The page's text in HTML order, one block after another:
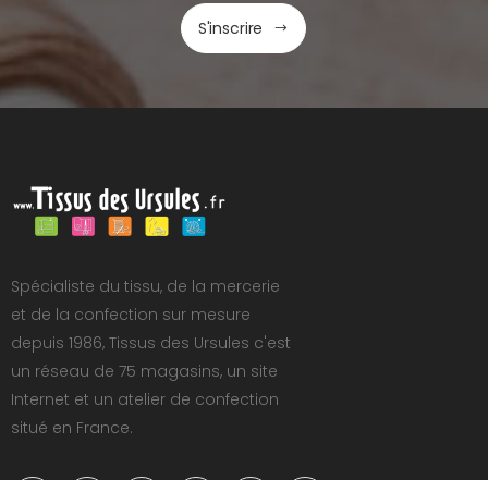
S'inscrire
Spécialiste du tissu, de la mercerie
et de la confection sur mesure
depuis 1986, Tissus des Ursules c'est
un réseau de 75 magasins, un site
Internet et un atelier de confection
situé en France.